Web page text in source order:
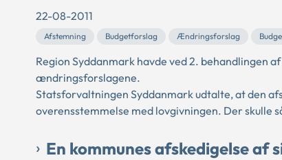
22-08-2011
Afstemning Budgetforslag Ændringsforslag
Region Syddanmark havde ved 2. behandlingen
ændringsforslagene.
Statsforvaltningen Syddanmark udtalte, at den
overensstemmelse med lovgivningen. Der skulle
En kommunes afskedigelse af